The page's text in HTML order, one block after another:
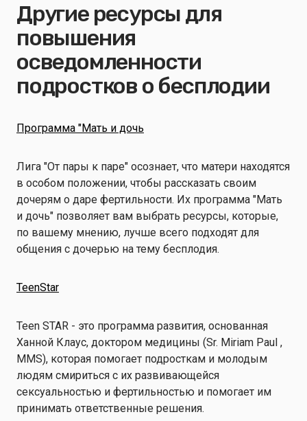
Другие ресурсы для
повышения
осведомленности
подростков о бесплодии
Программа "Мать и дочь
Лига "От пары к паре" осознает, что матери находятся
в особом положении, чтобы рассказать своим
дочерям о даре фертильности. Их программа "Мать
и дочь" позволяет вам выбрать ресурсы, которые,
по вашему мнению, лучше всего подходят для
общения с дочерью на тему бесплодия.
TeenStar
Teen STAR - это программа развития, основанная
Ханной Клаус, доктором медицины (Sr. Miriam Paul ,
MMS), которая помогает подросткам и молодым
людям смириться с их развивающейся
сексуальностью и фертильностью и помогает им
принимать ответственные решения.